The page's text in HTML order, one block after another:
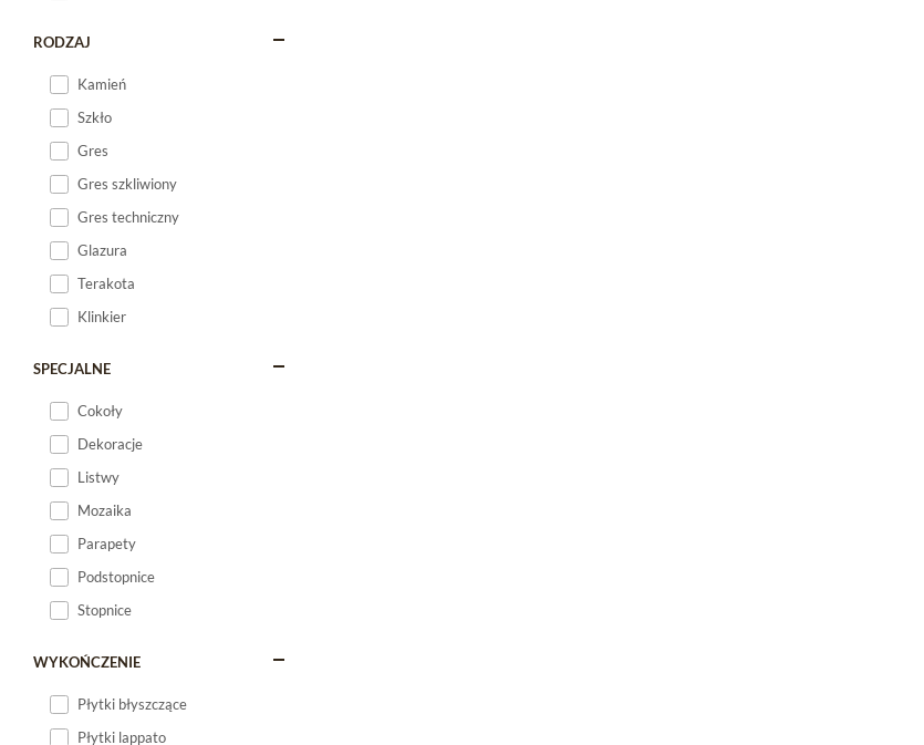
RODZAJ
Kamień
Szkło
Gres
Gres szkliwiony
Gres techniczny
Glazura
Terakota
Klinkier
SPECJALNE
Cokoły
Dekoracje
Listwy
Mozaika
Parapety
Podstopnice
Stopnice
WYKOŃCZENIE
Płytki błyszczące
Płytki lappato